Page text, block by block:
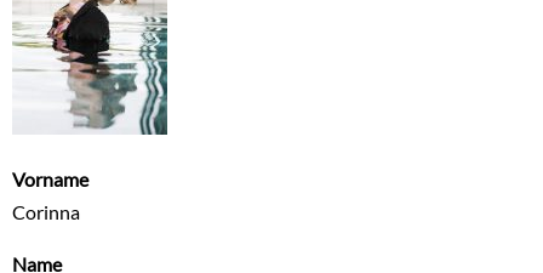
Vorname
Corinna
Name